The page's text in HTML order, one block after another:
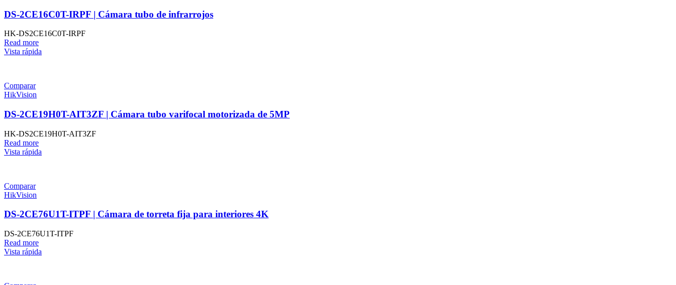
DS-2CE16C0T-IRPF | Cámara tubo de infrarrojos
HK-DS2CE16C0T-IRPF
Read more
Vista rápida
Comparar
HikVision
DS-2CE19H0T-AIT3ZF | Cámara tubo varifocal motorizada de 5MP
HK-DS2CE19H0T-AIT3ZF
Read more
Vista rápida
Comparar
HikVision
DS-2CE76U1T-ITPF | Cámara de torreta fija para interiores 4K
DS-2CE76U1T-ITPF
Read more
Vista rápida